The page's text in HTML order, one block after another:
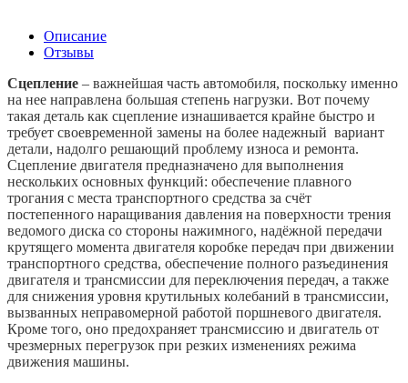
Описание
Отзывы
Сцепление – важнейшая часть автомобиля, поскольку именно
на нее направлена большая степень нагрузки. Вот почему
такая деталь как сцепление изнашивается крайне быстро и
требует своевременной замены на более надежный вариант
детали, надолго решающий проблему износа и ремонта.
Сцепление двигателя предназначено для выполнения
нескольких основных функций: обеспечение плавного
трогания с места транспортного средства за счёт
постепенного наращивания давления на поверхности трения
ведомого диска со стороны нажимного, надёжной передачи
крутящего момента двигателя коробке передач при движении
транспортного средства, обеспечение полного разъединения
двигателя и трансмиссии для переключения передач, а также
для снижения уровня крутильных колебаний в трансмиссии,
вызванных неправомерной работой поршневого двигателя.
Кроме того, оно предохраняет трансмиссию и двигатель от
чрезмерных перегрузок при резких изменениях режима
движения машины.